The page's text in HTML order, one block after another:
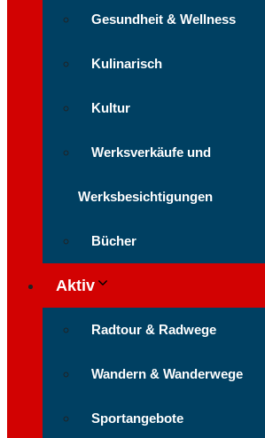
Gesundheit & Wellness
Kulinarisch
Kultur
Werksverkäufe und
Werksbesichtigungen
Bücher
Aktiv
Radtour & Radwege
Wandern & Wanderwege
Sportangebote